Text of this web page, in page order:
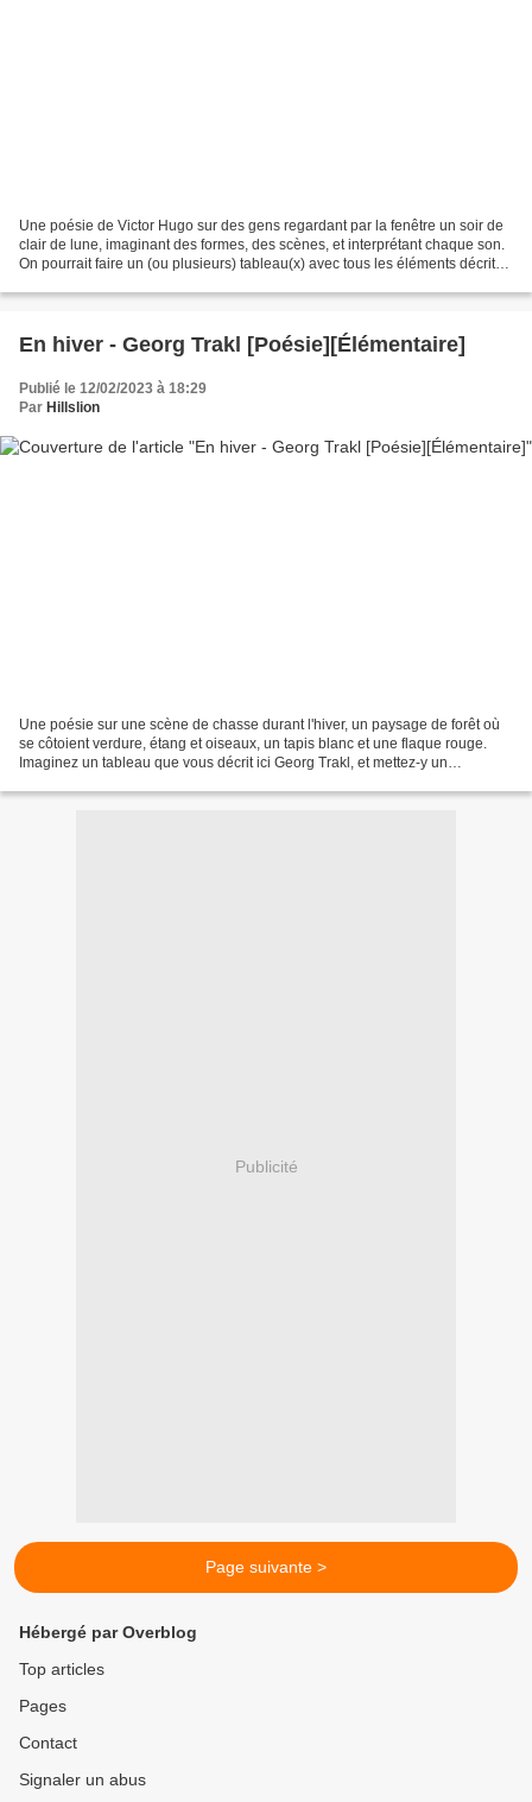
Une poésie de Victor Hugo sur des gens regardant par la fenêtre un soir de
clair de lune, imaginant des formes, des scènes, et interprétant chaque son.
On pourrait faire un (ou plusieurs) tableau(x) avec tous les éléments décrits,
En hiver - Georg Trakl [Poésie][Élémentaire]
Publié le 12/02/2023 à 18:29
Par Hillslion
Une poésie sur une scène de chasse durant l'hiver, un paysage de forêt où
se côtoient verdure, étang et oiseaux, un tapis blanc et une flaque rouge.
Imaginez un tableau que vous décrit ici Georg Trakl, et mettez-y un
Publicité
Page suivante >
Hébergé par Overblog
Top articles
Pages
Contact
Signaler un abus